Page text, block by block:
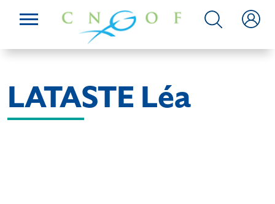
LATASTE Léa